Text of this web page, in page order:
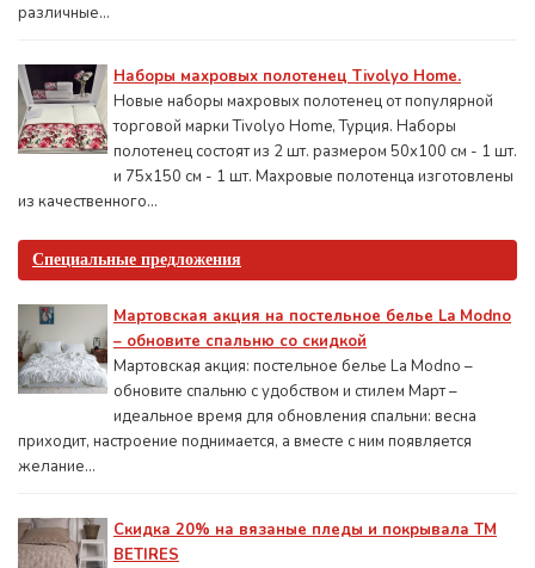
различные...
Наборы махровых полотенец Tivolyo Home.
Новые наборы махровых полотенец от популярной
торговой марки Tivolyo Home, Турция. Наборы
полотенец состоят из 2 шт. размером 50x100 см - 1 шт.
и 75х150 см - 1 шт. Махровые полотенца изготовлены
из качественного...
Специальные предложения
Мартовская акция на постельное белье La Modno
– обновите спальню со скидкой
Мартовская акция: постельное белье La Modno –
обновите спальню с удобством и стилем Март –
идеальное время для обновления спальни: весна
приходит, настроение поднимается, а вместе с ним появляется
желание...
Скидка 20% на вязаные пледы и покрывала ТМ
BETIRES